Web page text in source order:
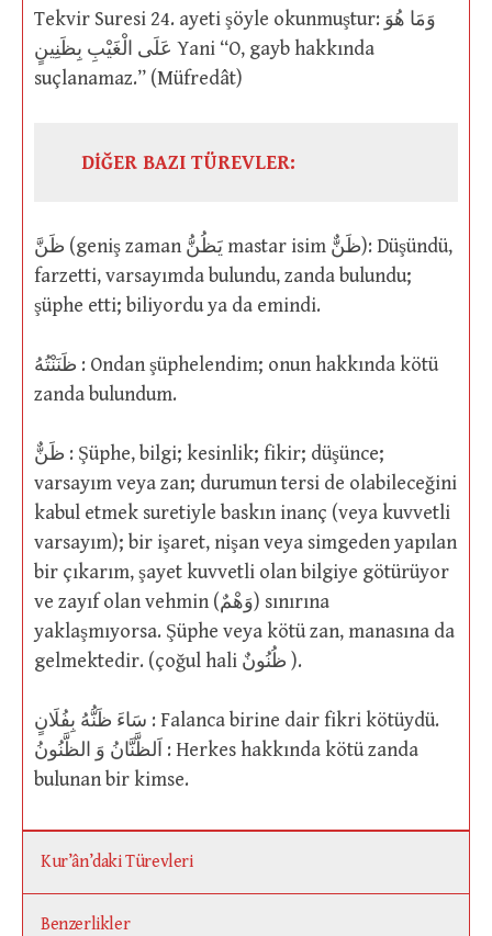
Tekvir Suresi 24. ayeti şöyle okunmuştur: وَمَا هُوَ
عَلَى الْغَيْبِ بِظَنِينٍ Yani “O, gayb hakkında
suçlanamaz.” (Müfredât)
DİĞER BAZI TÜREVLER:
ظَنَّ (geniş zaman يَظُنُّ mastar isim ظَنٌّ): Düşündü,
farzetti, varsayımda bulundu, zanda bulundu;
şüphe etti; biliyordu ya da emindi.
ظَنَنْتُهُ : Ondan şüphelendim; onun hakkında kötü
zanda bulundum.
ظَنٌّ : Şüphe, bilgi; kesinlik; fikir; düşünce;
varsayım veya zan; durumun tersi de olabileceğini
kabul etmek suretiyle baskın inanç (veya kuvvetli
varsayım); bir işaret, nişan veya simgeden yapılan
bir çıkarım, şayet kuvvetli olan bilgiye götürüyor
ve zayıf olan vehmin (وَهْمٌ) sınırına
yaklaşmıyorsa. Şüphe veya kötü zan, manasına da
gelmektedir. (çoğul hali ظُنُونٌ ).
سَاءَ ظَنُّهُ بِفُلَانٍ : Falanca birine dair fikri kötüydü.
اَلظَّنَّانُ وَ الظَّنُونُ : Herkes hakkında kötü zanda
bulunan bir kimse.
Kur’ân’daki Türevleri
Benzerlikler